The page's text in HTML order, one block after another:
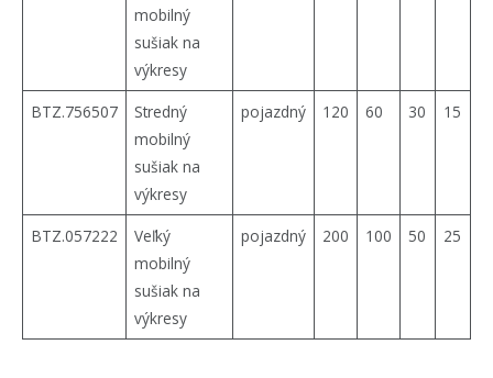
mobilný
sušiak na
výkresy
BTZ.756507
Stredný
mobilný
sušiak na
výkresy
pojazdný 120 60 30 15
BTZ.057222
Veľký
mobilný
sušiak na
výkresy
pojazdný 200 100 50 25